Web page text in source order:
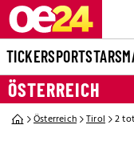
TICKERSPORTSTARS
ÖSTERREICH
Österreich Tirol 2